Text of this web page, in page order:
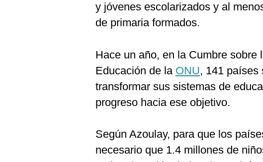
y jóvenes escolarizados y al
de primaria formados.
Hace un año, en la Cumbre sobre
Educación de la ONU, 141 países
transformar sus sistemas de
progreso hacia ese objetivo.
Según Azoulay, para que los
necesario que 1.4 millones de